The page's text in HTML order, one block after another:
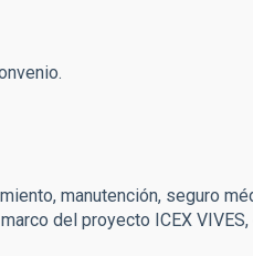
manutención, seguro
del proyecto ICEX